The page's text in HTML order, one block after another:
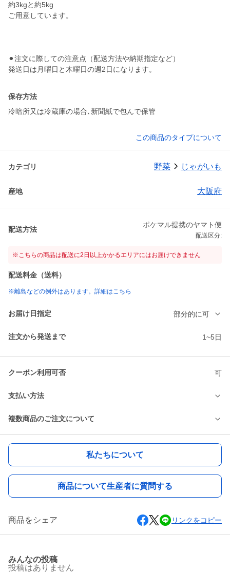
約3kgと約5kg
ご用意しています。
⚫︎注文に際しての注意点（配送方法や納期指定など）
発送日は月曜日と木曜日の週2日になります。
保存方法
冷暗所又は冷蔵庫の場合､新聞紙で包んで保管
この商品のタイプについて
カテゴリ 野菜 じゃがいも
産地 大阪府
配送方法
ポケマル提携のヤマト便
配送区分:
※こちらの商品は配送に2日以上かかるエリアにはお届けできません
配送料金（送料）
※離島などの例外はあります。詳細はこちら
お届け日指定 部分的に可
注文から発送まで 1~5日
クーポン利用可否 可
支払い方法
複数商品のご注文について
私たちについて
商品について生産者に質問する
商品をシェア リンクをコピー
みんなの投稿
投稿はありません